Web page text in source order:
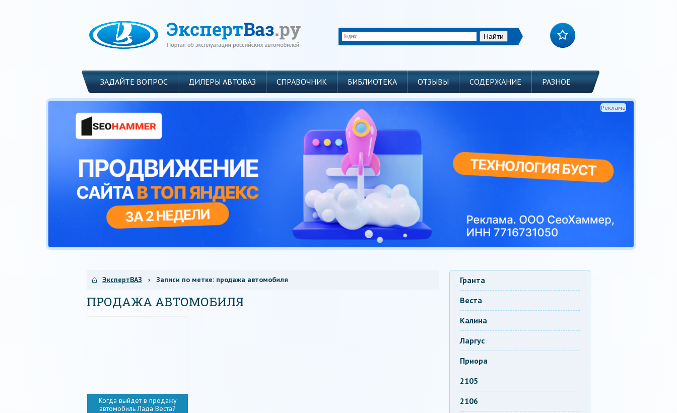
ЗАДАЙТЕ ВОПРОС ДИЛЕРЫ АВТОВАЗ СПРАВОЧНИК БИБЛИОТЕКА ОТЗЫВЫ СОДЕРЖАНИЕ РАЗНОЕ
Реклама
ЭкспертВАЗ › Записи по метке: продажа автомобиля
ПРОДАЖА АВТОМОБИЛЯ
Когда выйдет в продажу
автомобиль Лада Веста?
Гранта
Веста
Калина
Ларгус
Приора
2105
2106